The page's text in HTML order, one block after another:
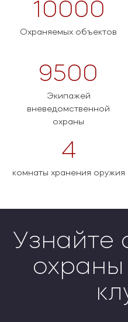
10000
Охраняемых объектов
9500
Экипажей
вневедомственной
охраны
4
комнаты хранения оружия
Узнайте
охраны